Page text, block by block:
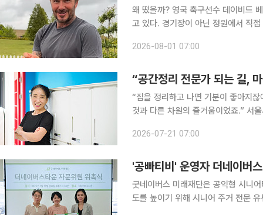
왜 떴을까? 영국 축구선수 데이비드 베컴(51)이 최근 인스타그램을 통해 공개한 일상이 화제를 모으
고 있다. 경기장이 아닌 정원에서 직
층도 늘고 있다. 왜 사람들은 인생 2막
2026-08-01 07:00
“공간정리 전문가 되는 길,
“집을 정리하고 나면 기분이 좋아지
것과 다른 차원의 즐거움이었죠.” 서울시 강서50플러스센터에서 진행한 ‘시니어 라이프 공간정리
스가 관심을 받고 있다. 고령 1인 가구
2026-07-21 07:00
'공빠티비' 운영자 더네이버
굿네이버스 미래재단은 공익형 시니
도를 높이기 위해 시니어 주거 전문